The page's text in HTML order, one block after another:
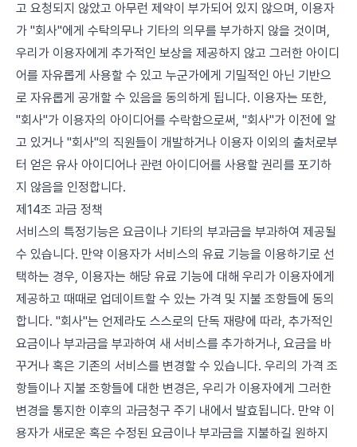
고 요청되지 않았고 아무런 제약이 부가되어 있지 않으며, 이용자
가 "회사"에게 수탁의무나 기타의 의무를 부가하지 않을 것이며,
우리가 이용자에게 추가적인 보상을 제공하지 않고 그러한 아이디
어를 자유롭게 사용할 수 있고 누군가에게 기밀적인 아닌 기반으
로 자유롭게 공개할 수 있음을 동의하게 됩니다. 이용자는 또한,
"회사"가 이용자의 아이디어를 수락함으로써, "회사"가 이전에 알
고 있거나 "회사"의 직원들이 개발하거나 이용자 이외의 출처로부
터 얻은 유사 아이디어나 관련 아이디어를 사용할 권리를 포기하
지 않음을 인정합니다.
제14조 과금 정책
서비스의 특정기능은 요금이나 기타의 부과금을 부과하여 제공될
수 있습니다. 만약 이용자가 서비스의 유료 기능을 이용하기로 선
택하는 경우, 이용자는 해당 유료 기능에 대해 우리가 이용자에게
제공하고 때때로 업데이트할 수 있는 가격 및 지불 조항들에 동의
합니다. "회사"는 언제라도 스스로의 단독 재량에 따라, 추가적인
요금이나 부과금을 부과하여 새 서비스를 추가하거나, 요금을 바
꾸거나 혹은 기존의 서비스를 변경할 수 있습니다. 우리의 가격 조
항들이나 지불 조항들에 대한 변경은, 우리가 이용자에게 그러한
변경을 통지한 이후의 과금청구 주기 내에서 발효됩니다. 만약 이
용자가 새로운 혹은 수정된 요금이나 부과금을 지불하길 원하지